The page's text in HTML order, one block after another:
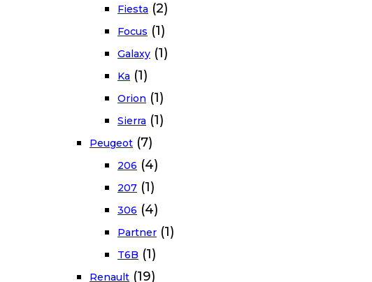
Fiesta (2)
Focus (1)
Galaxy (1)
Ka (1)
Orion (1)
Sierra (1)
Peugeot (7)
206 (4)
207 (1)
306 (4)
Partner (1)
T6B (1)
Renault (19)